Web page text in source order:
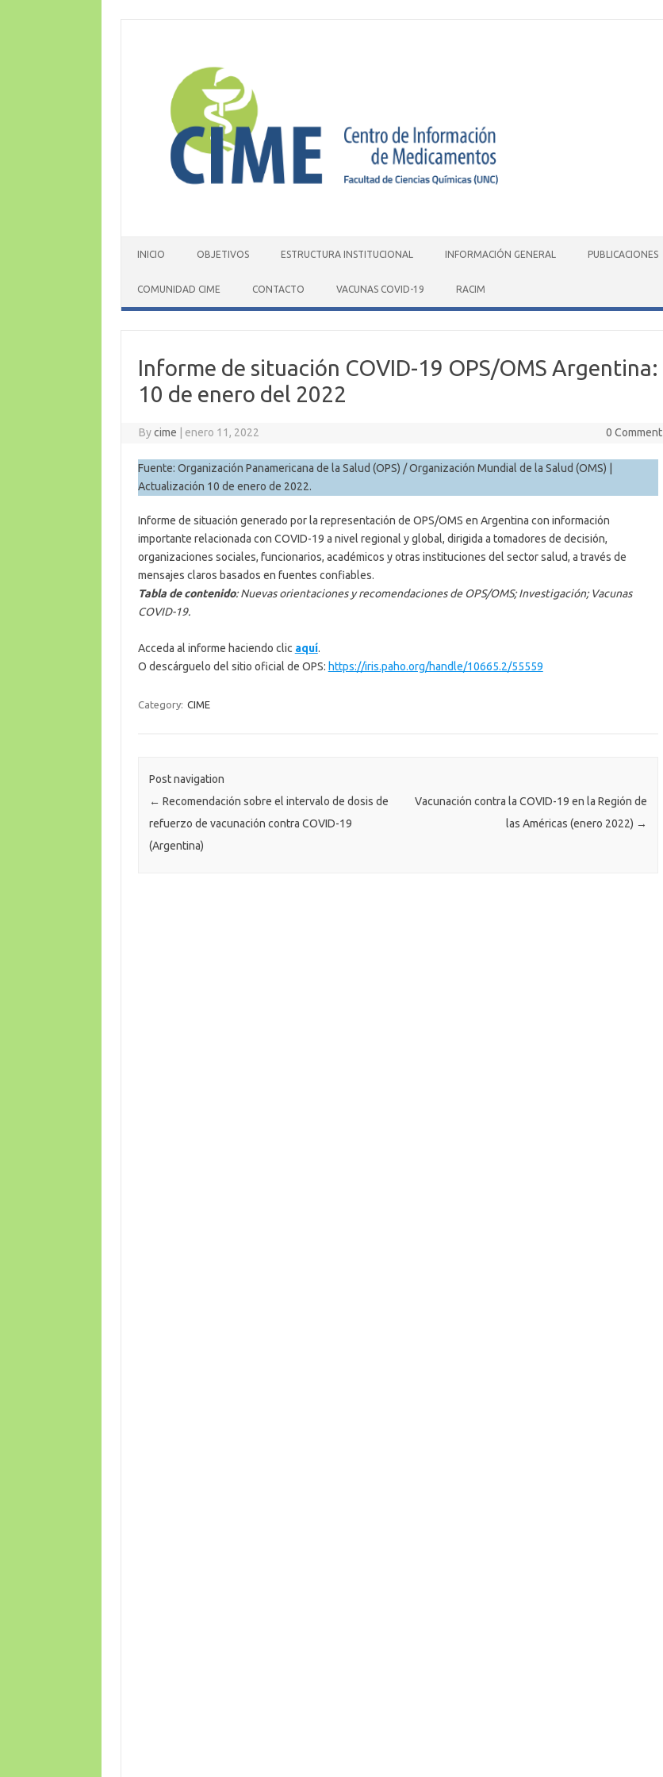
INICIO OBJETIVOS ESTRUCTURA INSTITUCIONAL INFORMACIÓN GENERAL PUBLICACIONES
COMUNIDAD CIME CONTACTO VACUNAS COVID-19 RACIM
Informe de situación COVID-19 OPS/OMS Argentina:
10 de enero del 2022
Bycime enero 11, 2022 0 Comment
Fuente: Organización Panamericana de la Salud (OPS) / Organización Mundial de la Salud (OMS) |
Actualización 10 de enero de 2022.
Informe de situación generado por la representación de OPS/OMS en Argentina con información
importante relacionada con COVID-19 a nivel regional y global, dirigida a tomadores de decisión,
organizaciones sociales, funcionarios, académicos y otras instituciones del sector salud, a través de
mensajes claros basados en fuentes confiables.
Tabla de contenido: Nuevas orientaciones y recomendaciones de OPS/OMS; Investigación; Vacunas
COVID-19.
Acceda al informe haciendo clic aquí.
O descárguelo del sitio oficial de OPS: https://iris.paho.org/handle/10665.2/55559
Category: CIME
Post navigation
← Recomendación sobre el intervalo de dosis de
refuerzo de vacunación contra COVID-19
(Argentina)
Vacunación contra la COVID-19 en la Región de
las Américas (enero 2022) →